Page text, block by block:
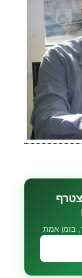
בזמן אמת